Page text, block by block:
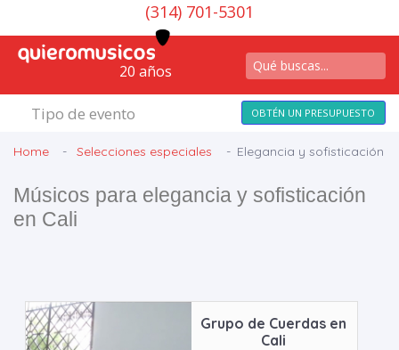
(314) 701-5301
20 años
Tipo de evento OBTÉN UN PRESUPUESTO
Home Selecciones especiales Elegancia y sofisticación
Músicos para elegancia y sofisticación
en Cali
Grupo de Cuerdas en
Cali